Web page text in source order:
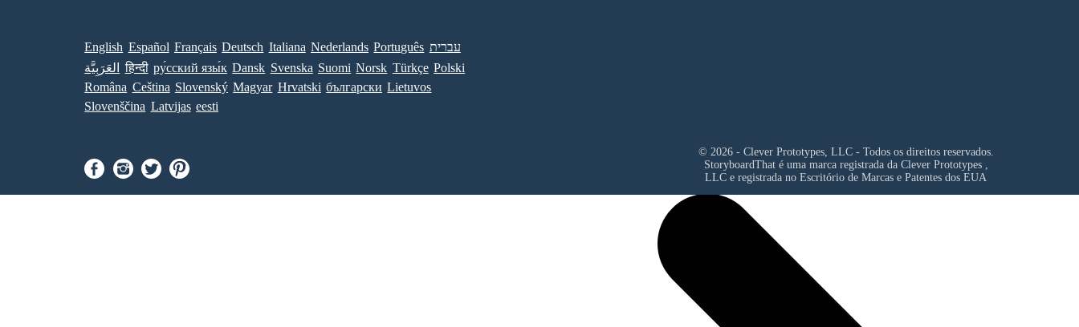
English Español Français Deutsch Italiana Nederlands Português עברית
العَرَبِيَّة
हिन्दी ру́сский язы́к Dansk Svenska Suomi Norsk Türkçe Polski
Româna Ceština Slovenský Magyar Hrvatski български Lietuvos
Slovenščina Latvijas eesti
© 2026 - Clever Prototypes, LLC - Todos os direitos reservados.
StoryboardThat é uma marca registrada da Clever Prototypes ,
LLC e registrada no Escritório de Marcas e Patentes dos EUA